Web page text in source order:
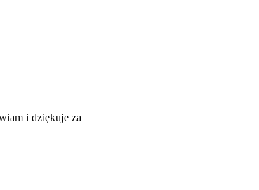
i dziękuje za